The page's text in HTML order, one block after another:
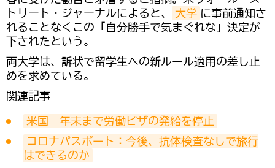
トリート・ジャーナルによると、
大学 に事前通知さ
れることなくこの「自分勝手で気まぐれな」決定が
下されたという。
両大学は、訴状で留学生への新ルール適用の差し止
めを求めている。
関連記事
米国　年末まで労働ビザの発給を停止
コロナパスポート：今後、抗体検査なしで旅行
はできるのか